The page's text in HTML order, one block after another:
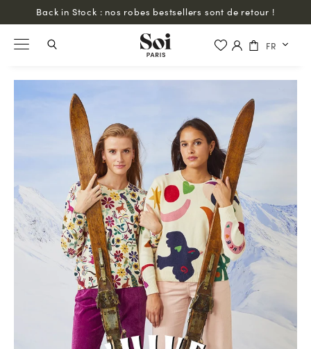
Livraison offerte partout dans le monde à partir de 200€ d'achat
FR